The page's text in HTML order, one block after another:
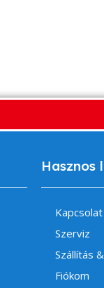
Hasznos
Kapcsolat
Szerviz
Szállítás
Fiókom